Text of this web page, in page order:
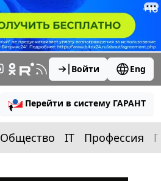
Войти Eng
Перейти в систему ГАРАНТ
Общество IT Профессия